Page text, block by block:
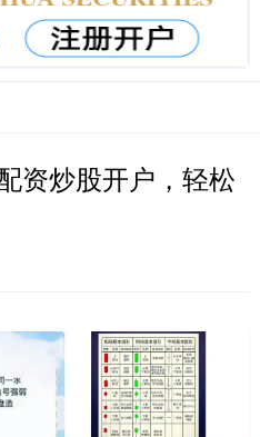
资炒股开户，轻松